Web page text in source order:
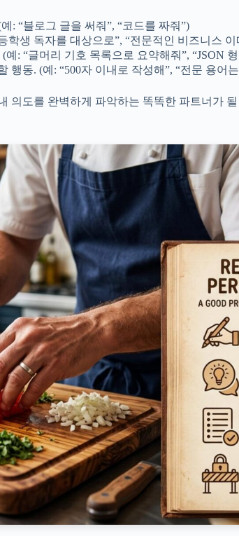
: “블로그 글을 써줘”, “코드를 짜줘”)
학생 독자를 대상으로”, “전문적인 비즈니스
: “글머리 기호 목록으로 요약해줘”, “JSON
행동. (예: “500자 이내로 작성해”, “전문 용어
의도를 완벽하게 파악하는 똑똑한 파트너가